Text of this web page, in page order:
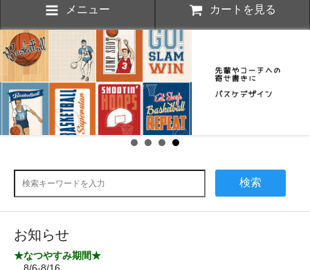
メニュー カートを見る
検索
お知らせ
★なつやすみ期間★
8/6-8/16